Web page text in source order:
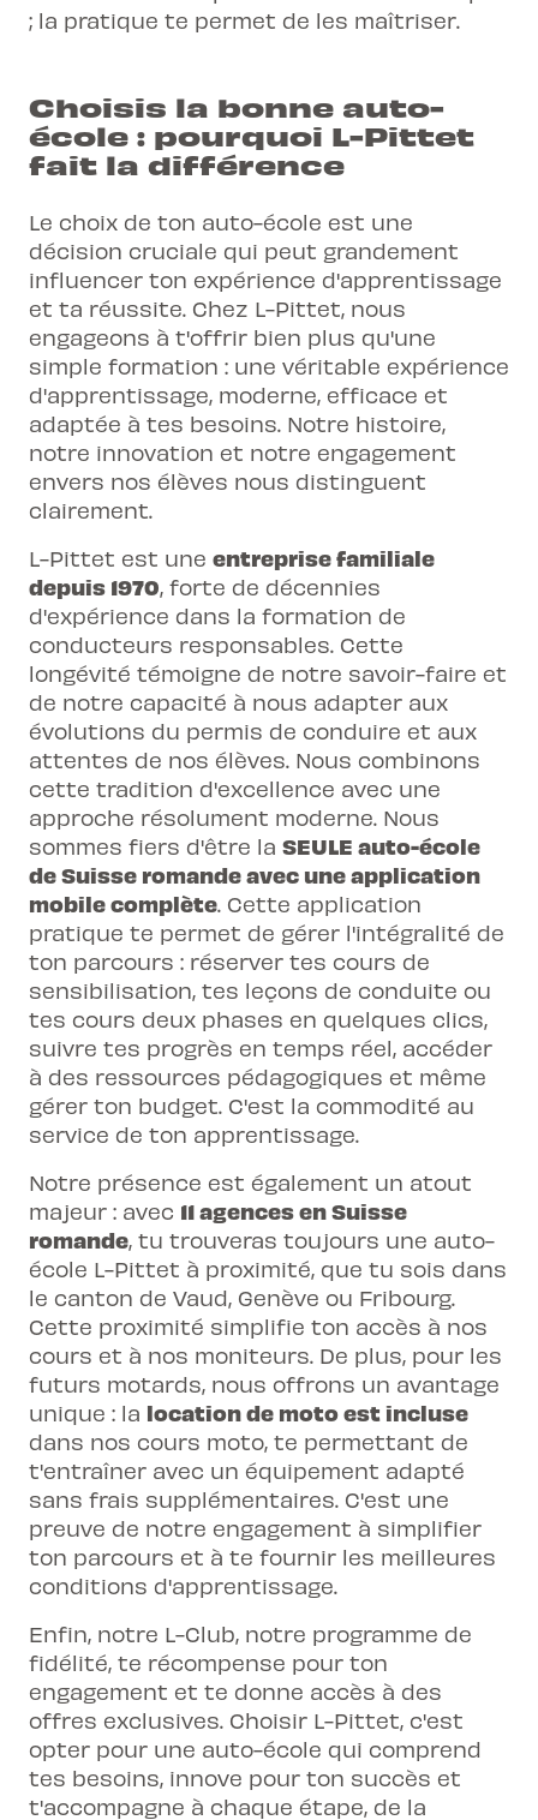
; la pratique te permet de les maîtriser.
Choisis la bonne auto-
école : pourquoi L-Pittet
fait la différence
Le choix de ton auto-école est une
décision cruciale qui peut grandement
influencer ton expérience d'apprentissage
et ta réussite. Chez L-Pittet, nous
engageons à t'offrir bien plus qu'une
simple formation : une véritable expérience
d'apprentissage, moderne, efficace et
adaptée à tes besoins. Notre histoire,
notre innovation et notre engagement
envers nos élèves nous distinguent
clairement.
L-Pittet est une entreprise familiale
depuis 1970, forte de décennies
d'expérience dans la formation de
conducteurs responsables. Cette
longévité témoigne de notre savoir-faire et
de notre capacité à nous adapter aux
évolutions du permis de conduire et aux
attentes de nos élèves. Nous combinons
cette tradition d'excellence avec une
approche résolument moderne. Nous
sommes fiers d'être la SEULE auto-école
de Suisse romande avec une application
mobile complète. Cette application
pratique te permet de gérer l'intégralité de
ton parcours : réserver tes cours de
sensibilisation, tes leçons de conduite ou
tes cours deux phases en quelques clics,
suivre tes progrès en temps réel, accéder
à des ressources pédagogiques et même
gérer ton budget. C'est la commodité au
service de ton apprentissage.
Notre présence est également un atout
majeur : avec 11 agences en Suisse
romande, tu trouveras toujours une auto-
école L-Pittet à proximité, que tu sois dans
le canton de Vaud, Genève ou Fribourg.
Cette proximité simplifie ton accès à nos
cours et à nos moniteurs. De plus, pour les
futurs motards, nous offrons un avantage
unique : la location de moto est incluse
dans nos cours moto, te permettant de
t'entraîner avec un équipement adapté
sans frais supplémentaires. C'est une
preuve de notre engagement à simplifier
ton parcours et à te fournir les meilleures
conditions d'apprentissage.
Enfin, notre L-Club, notre programme de
fidélité, te récompense pour ton
engagement et te donne accès à des
offres exclusives. Choisir L-Pittet, c'est
opter pour une auto-école qui comprend
tes besoins, innove pour ton succès et
t'accompagne à chaque étape, de la